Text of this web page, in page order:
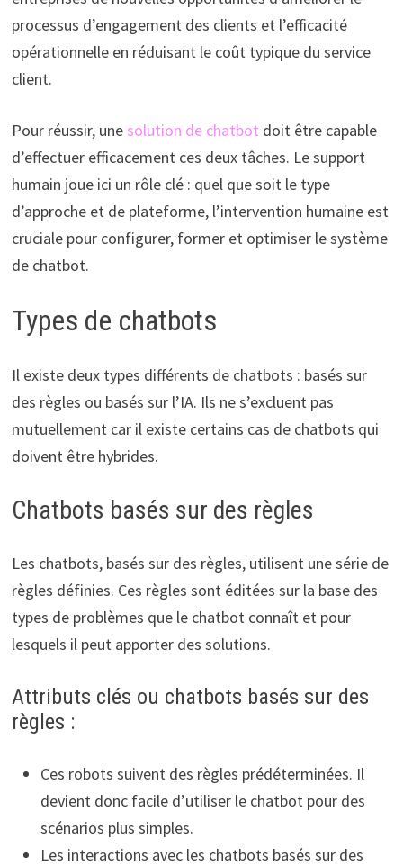
processus d’engagement des clients et l’efficacité
opérationnelle en réduisant le coût typique du service
client.
Pour réussir, unesolution de chatbot doit être capable
d’effectuer efficacement ces deux tâches. Le support
humain joue ici un rôle clé : quel que soit le type
d’approche et de plateforme, l’intervention humaine est
cruciale pour configurer, former et optimiser le système
de chatbot.
Types de chatbots
Il existe deux types différents de chatbots : basés sur
des règles ou basés sur l’IA. Ils ne s’excluent pas
mutuellement car il existe certains cas de chatbots qui
doivent être hybrides.
Chatbots basés sur des règles
Les chatbots, basés sur des règles, utilisent une série de
règles définies. Ces règles sont éditées sur la base des
types de problèmes que le chatbot connaît et pour
lesquels il peut apporter des solutions.
Attributs clés ou chatbots basés sur des
règles :
Ces robots suivent des règles prédéterminées. Il
devient donc facile d’utiliser le chatbot pour des
scénarios plus simples.
Les interactions avec les chatbots basés sur des